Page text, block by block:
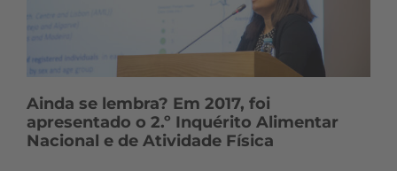
Ainda se lembra? Em 2017, foi
apresentado o 2.º Inquérito Alimentar
Nacional e de Atividade Física